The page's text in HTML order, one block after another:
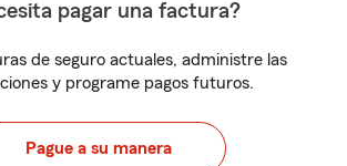
pagar una factura?
de seguro actuales, administre las
y programe pagos futuros.
Pague a su manera